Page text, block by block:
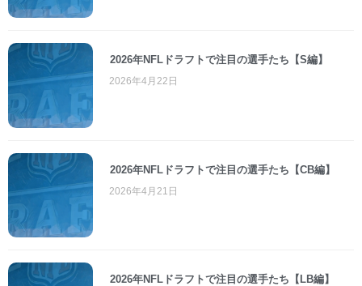
2026年NFLドラフトで注目の選手たち【S編】
2026年4月22日
2026年NFLドラフトで注目の選手たち【CB編】
2026年4月21日
2026年NFLドラフトで注目の選手たち【LB編】